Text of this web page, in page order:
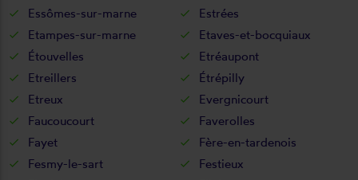
Essômes-sur-marne
Estrées
Etampes-sur-marne
Etaves-et-bocquiaux
Étouvelles
Etréaupont
Etreillers
Étrépilly
Etreux
Evergnicourt
Faucoucourt
Faverolles
Fayet
Fère-en-tardenois
Fesmy-le-sart
Festieux